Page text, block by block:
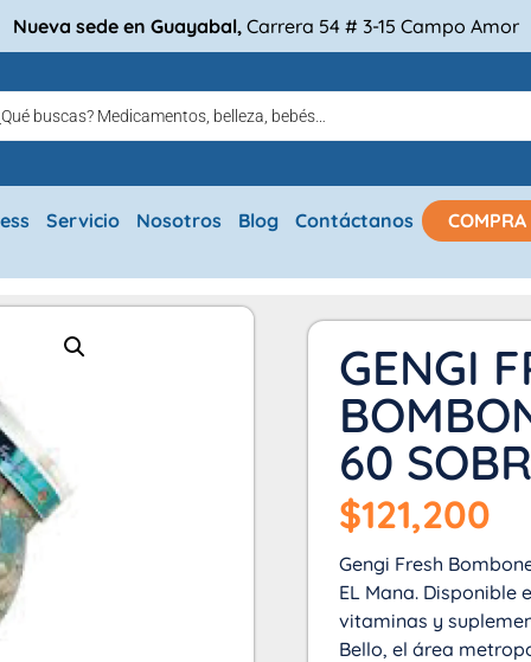
Nueva sede en Guayabal, Carrera 54 # 3-15 Campo Amor
Servicio Nosotros Blog Contáctanos
GENGI
60
$121,200
Gengi Fresh
EL Mana. Disponible
vitaminas y
Bello, el área